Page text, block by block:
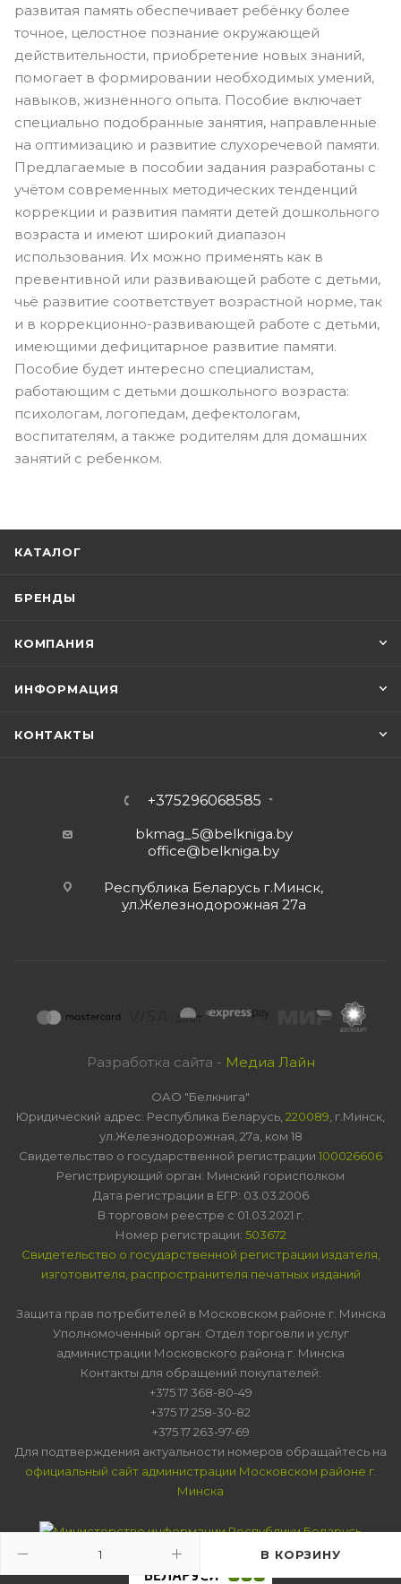
В КОРЗИНУ
развитая память обеспечивает ребёнку более
точное, целостное познание окружающей
действительности, приобретение новых знаний,
помогает в формировании необходимых умений,
навыков, жизненного опыта. Пособие включает
специально подобранные занятия, направленные
на оптимизацию и развитие слухоречевой памяти.
Предлагаемые в пособии задания разработаны с
учётом современных методических тенденций
коррекции и развития памяти детей дошкольного
возраста и имеют широкий диапазон
использования. Их можно применять как в
превентивной или развивающей работе с детьми,
чьё развитие соответствует возрастной норме, так
и в коррекционно-развивающей работе с детьми,
имеющими дефицитарное развитие памяти.
Пособие будет интересно специалистам,
работающим с детьми дошкольного возраста:
психологам, логопедам, дефектологам,
воспитателям, а также родителям для домашних
занятий с ребенком.
КАТАЛОГ
БРЕНДЫ
КОМПАНИЯ
ИНФОРМАЦИЯ
КОНТАКТЫ
+375296068585
bkmag_5@belkniga.by
office@belkniga.by
Республика Беларусь г.Минск,
ул.Железнодорожная 27а
Разработка сайта - Медиа Лайн
ОАО "Белкнига"
Юридический адрес: Республика Беларусь, 220089 , г.Минск,
ул.Железнодорожная, 27а, ком 18
Свидетельство о государственной регистрации 100026606
Регистрирующий орган: Минский горисполком
Дата регистрации в ЕГР: 03.03.2006
В торговом реестре с 01.03.2021 г.
Номер регистрации: 503672
Свидетельство о государственной регистрации издателя,
изготовителя, распространителя печатных изданий
Защита прав потребителей в Московском районе г. Минска
Уполномоченный орган: Отдел торговли и услуг
администрации Московского района г. Минска
Контакты для обращений покупателей:
+375 17 368-80-49
+375 17 258-30-82
+375 17 263-97-69
Для подтверждения актуальности номеров обращайтесь на
официальный сайт администрации Московском районе г.
Минска